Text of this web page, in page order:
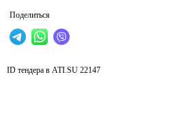
Поделиться
ID тендера в ATI.SU 22147